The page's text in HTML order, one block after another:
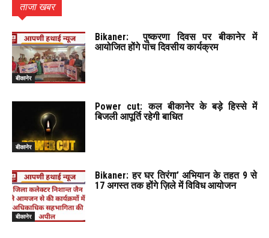
ताजा खबर
बीकानेर
Bikaner: पुष्करणा दिवस पर बीकानेर में
आयोजित होंगे पांच दिवसीय कार्यक्रम
बीकानेर
Power cut: कल बीकानेर के बड़े हिस्से में
बिजली आपूर्ति रहेगी बाधित
बीकानेर
Bikaner: हर घर तिरंगा’ अभियान के तहत 9 से
17 अगस्त तक होंगे ज़िले में विविध आयोजन